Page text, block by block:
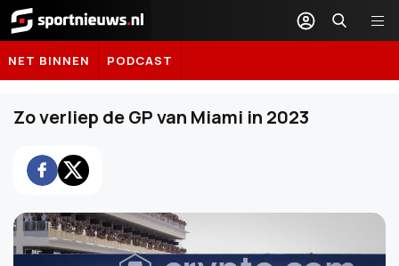
Sportnieuws.nl
NET BINNEN PODCAST
Zo verliep de GP van Miami in 2023